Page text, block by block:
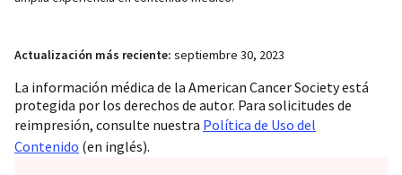
Actualización más reciente: septiembre 30, 2023
La información médica de la American Cancer Society está
protegida por los derechos de autor. Para solicitudes de
reimpresión, consulte nuestra Política de Uso del
Contenido (en inglés).